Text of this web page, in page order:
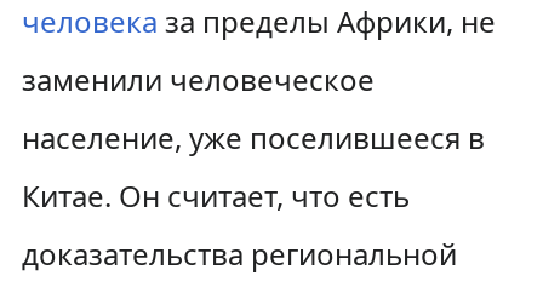
человека за пределы Африки, не
заменили человеческое
население, уже поселившееся в
Китае. Он считает, что есть
доказательства региональной